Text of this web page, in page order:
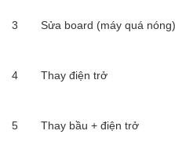
3 Sửa board (máy quá nóng)
4 Thay điện trở
5 Thay bầu + điện trở